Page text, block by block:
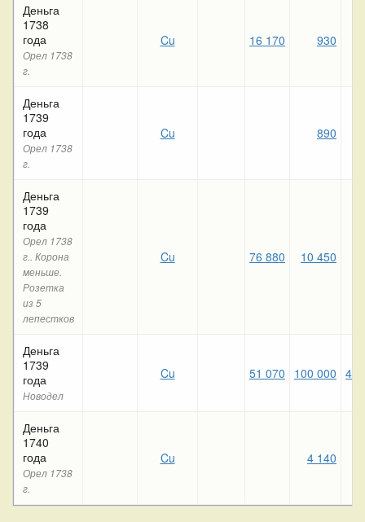
Деньга
1738
года
Орел 1738
г.
Cu 16 170 930
Деньга
1739
года
Орел 1738
г.
Cu 890
Деньга
1739
года
Орел 1738
г.. Корона
меньше.
Розетка
из 5
лепестков
Cu 76 880 10 450
Деньга
1739
года
Новодел
Cu 51 070 100 000 48
Деньга
1740
года
Орел 1738
г.
Cu 4 140